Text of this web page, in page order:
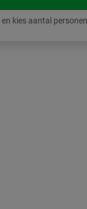
en kies aantal personen